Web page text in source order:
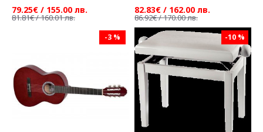
79.25€ / 155.00 лв.
81.81€ / 160.01 лв.
82.83€ / 162.00 лв.
86.92€ / 170.00 лв.
-3 % -10 %